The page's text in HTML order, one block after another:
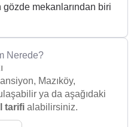
gözde mekanlarından biri
Nerede?
Mazıköy,
ya da aşağıdaki
tarifi alabilirsiniz.